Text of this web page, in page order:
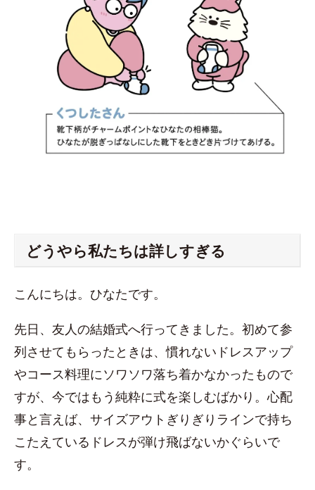
どうやら私たちは詳しすぎる
こんにちは。ひなたです。
先日、友人の結婚式へ行ってきました。初めて参
列させてもらったときは、慣れないドレスアップ
やコース料理にソワソワ落ち着かなかったもので
すが、今ではもう純粋に式を楽しむばかり。心配
事と言えば、サイズアウトぎりぎりラインで持ち
こたえているドレスが弾け飛ばないかぐらいで
す。